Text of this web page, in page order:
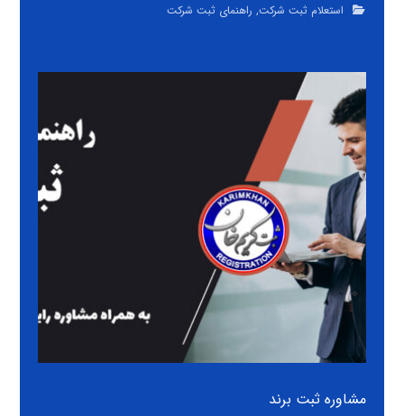
استعلام ثبت شرکت, راهنمای ثبت شرکت
مشاوره ثبت برند